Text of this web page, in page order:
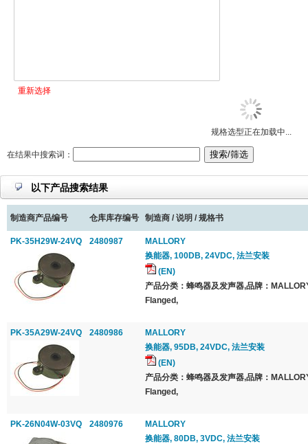
重新选择
规格选型正在加载中...
在结果中搜索词：
以下产品搜索结果
制造商产品编号 仓库库存编号 制造商 / 说明 / 规格书
PK-35H29W-24VQ 2480987
MALLORY
换能器, 100DB, 24VDC, 法兰安装
(EN)
产品分类：蜂鸣器及发声器,品牌：
Flanged,
PK-35A29W-24VQ 2480986
MALLORY
换能器, 95DB, 24VDC, 法兰安装
(EN)
产品分类：蜂鸣器及发声器,品牌：
Flanged,
PK-26N04W-03VQ 2480976
MALLORY
换能器, 80DB, 3VDC, 法兰安装